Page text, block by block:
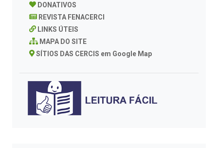
DONATIVOS
REVISTA FENACERCI
LINKS ÚTEIS
MAPA DO SITE
SÍTIOS DAS CERCIS em Google Map